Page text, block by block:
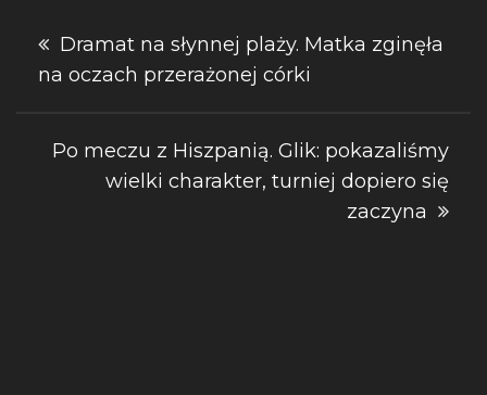
Nawigacja
wpisu
Dramat na słynnej plaży. Matka zginęła
na oczach przerażonej córki
Po meczu z Hiszpanią. Glik: pokazaliśmy
wielki charakter, turniej dopiero się
zaczyna